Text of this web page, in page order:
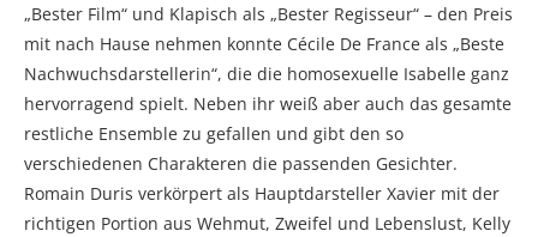
„Bester Film“ und Klapisch als „Bester Regisseur“ – den Preis
mit nach Hause nehmen konnte Cécile De France als „Beste
Nachwuchsdarstellerin“, die die homosexuelle Isabelle ganz
hervorragend spielt. Neben ihr weiß aber auch das gesamte
restliche Ensemble zu gefallen und gibt den so
verschiedenen Charakteren die passenden Gesichter.
Romain Duris verkörpert als Hauptdarsteller Xavier mit der
richtigen Portion aus Wehmut, Zweifel und Lebenslust, Kelly